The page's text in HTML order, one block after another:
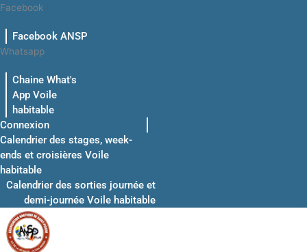
Aller
contenu
Facebook
Facebook ANSP
Whatsapp
Chaine What's
App Voile
habitable
Connexion
Calendrier des stages, week-
ends et croisières Voile
habitable
Calendrier des sorties journée et
demi-journée Voile habitable